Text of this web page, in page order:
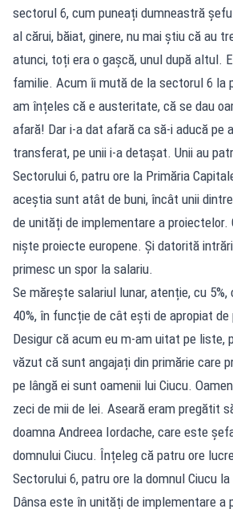
sectorul 6, cum puneați dumneastră
al cărui, băiat, ginere, nu mai știu că au
atunci, toți era o gașcă, unul după altul.
familie. Acum îi mută de la sectorul 6 la
am înțeles că e austeritate, că se dau
afară! Dar i-a dat afară ca să-i aducă pe
transferat, pe unii i-a detașat. Unii au
Sectorului 6, patru ore la Primăria
aceștia sunt atât de buni, încât unii
de unități de implementare a proiectelor.
niște proiecte europene. Și datorită
primesc un spor la salariu.
Se mărește salariul lunar, atenție, cu 5%,
40%, în funcție de cât ești de apropiat de
Desigur că acum eu m-am uitat pe liste,
văzut că sunt angajați din primărie care
pe lângă ei sunt oamenii lui Ciucu.
zeci de mii de lei. Aseară eram pregătit
doamna Andreea Iordache, care este
domnului Ciucu. Înțeleg că patru ore
Sectorului 6, patru ore la domnul Ciucu
Dânsa este în unități de implementare a